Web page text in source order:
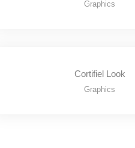
Graphics
Cortifiel Look
Graphics